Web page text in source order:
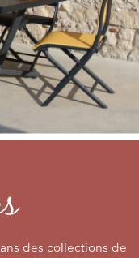
des collections de
vivre l’extérieur avec
contemporain